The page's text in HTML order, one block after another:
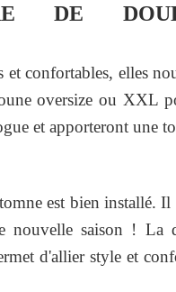
DE
confortables, elles
oversize ou XXL
et apporteront une
est bien installé. Il
nouvelle saison ! La
d'allier style et